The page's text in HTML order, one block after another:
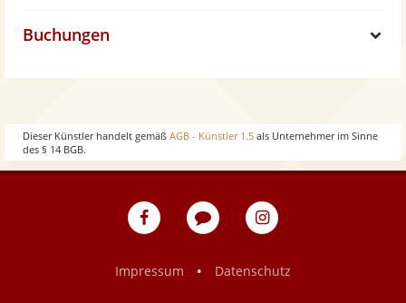
Buchungen
Dieser Künstler handelt gemäß AGB - Künstler 1.5 als Unternehmer im Sinne
des § 14 BGB.
eventpeppers
Blog
eventpeppers
Impressum
• Datenschutz